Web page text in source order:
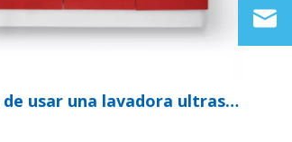
Los beneficios de usar una lavadora ultrasónica en su práctica dental